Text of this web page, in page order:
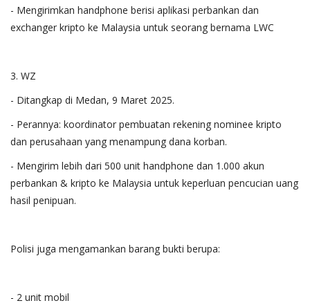
- Mengirimkan handphone berisi aplikasi perbankan dan
exchanger kripto ke Malaysia untuk seorang bernama LWC
3. WZ
- Ditangkap di Medan, 9 Maret 2025.
- Perannya: koordinator pembuatan rekening nominee kripto
dan perusahaan yang menampung dana korban.
- Mengirim lebih dari 500 unit handphone dan 1.000 akun
perbankan & kripto ke Malaysia untuk keperluan pencucian uang
hasil penipuan.
Polisi juga mengamankan barang bukti berupa:
- 2 unit mobil